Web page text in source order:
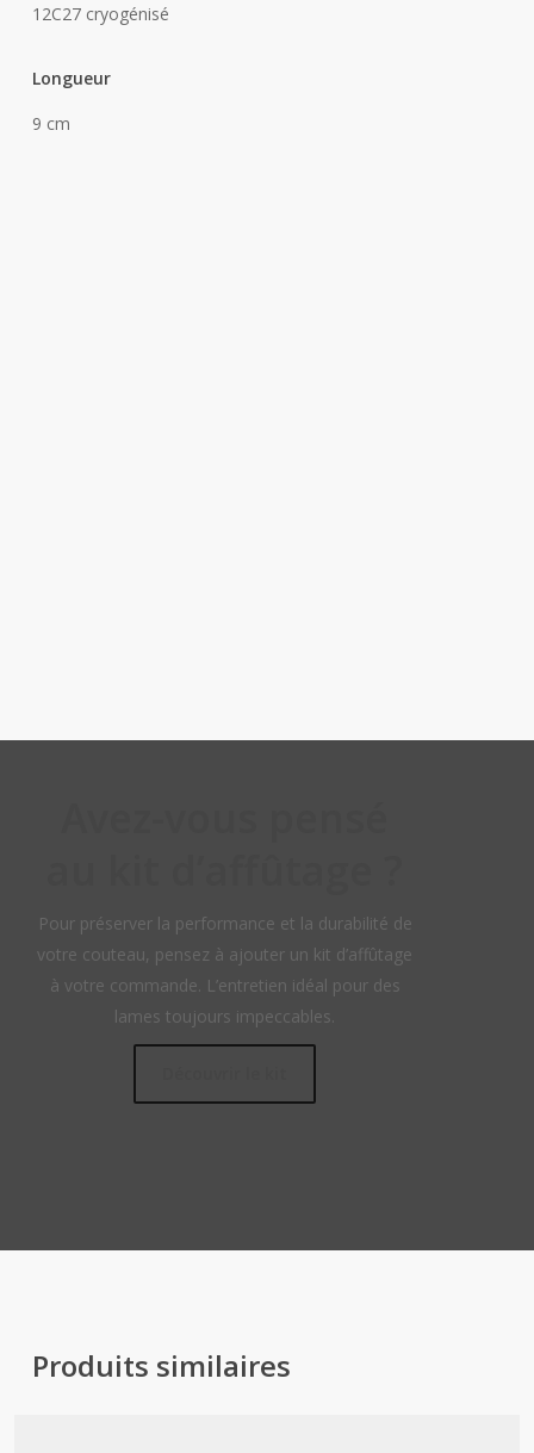
12C27 cryogénisé
Longueur
9 cm
Pour préserver la performance et la durabilité de
votre couteau, pensez à ajouter un kit d’affûtage
à votre commande. L’entretien idéal pour des
lames toujours impeccables.
Produits similaires